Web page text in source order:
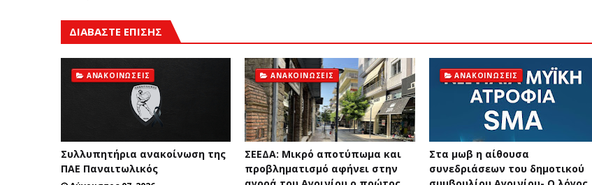
ΔΙΑΒΑΣΤΕ ΕΠΙΣΗΣ
ΑΝΑΚΟΙΝΏΣΕΙΣ
Συλλυπητήρια ανακοίνωση της
ΠΑΕ Παναιτωλικός
ΑΝΑΚΟΙΝΏΣΕΙΣ
ΣΕΕΔΑ: Μικρό αποτύπωμα και
προβληματισμό αφήνει στην
ΑΝΑΚΟΙΝΏΣΕΙΣ
Στα μωβ η αίθουσα
συνεδριάσεων του δημοτικού